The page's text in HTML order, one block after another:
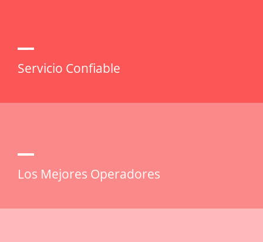
Servicio Confiable
Los Mejores Operadores